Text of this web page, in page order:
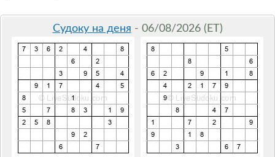
Судоку на деня - 06/08/2026 (ET)